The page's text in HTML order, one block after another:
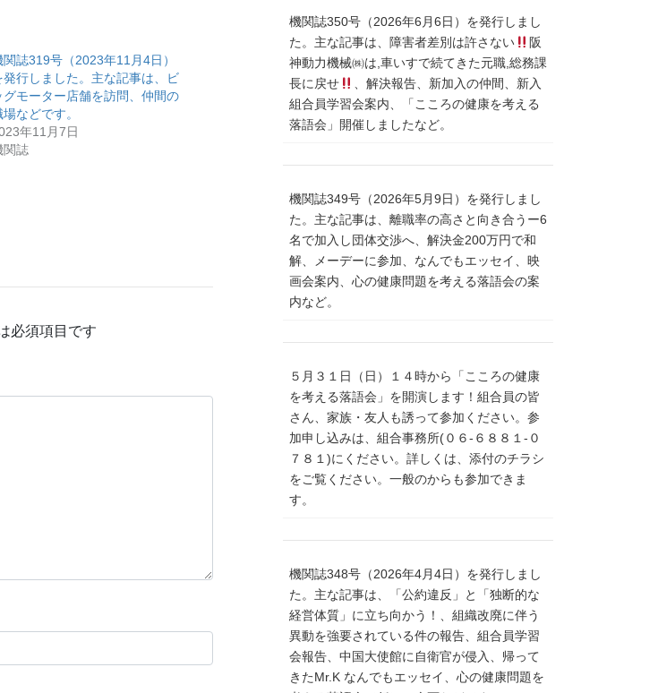
関誌319号（2023年11月4日）
発行しました。主な記事は、ビ
グモーター店舗を訪問、仲間の
場などです。
年11月7日
関誌
必須項目です
機関誌350号（2026年6月6日）を発行しまし
た。主な記事は、障害者差別は許さない
阪
神動力機械㈱は,車いすで続てきた元職,総務課
長に戻せ
、解決報告、新加入の仲間、新入
組合員学習会案内、「こころの健康を考える
落語会」開催しましたなど。
機関誌349号（2026年5月9日）を発行しまし
た。主な記事は、離職率の高さと向き合うー6
名で加入し団体交渉へ、解決金200万円で和
解、メーデーに参加、なんでもエッセイ、映
画会案内、心の健康問題を考える落語会の案
内など。
５月３１日（日）１４時から「こころの健康
を考える落語会」を開演します！組合員の皆
さん、家族・友人も誘って参加ください。参
加申し込みは、組合事務所(０６‐６８８１‐０
７８１)にください。詳しくは、添付のチラシ
をご覧ください。一般のからも参加できま
す。
機関誌348号（2026年4月4日）を発行しまし
た。主な記事は、「公約違反」と「独断的な
経営体質」に立ち向かう！、組織改廃に伴う
異動を強要されている件の報告、組合員学習
会報告、中国大使館に自衛官が侵入、帰って
きたMr.K なんでもエッセイ、心の健康問題を